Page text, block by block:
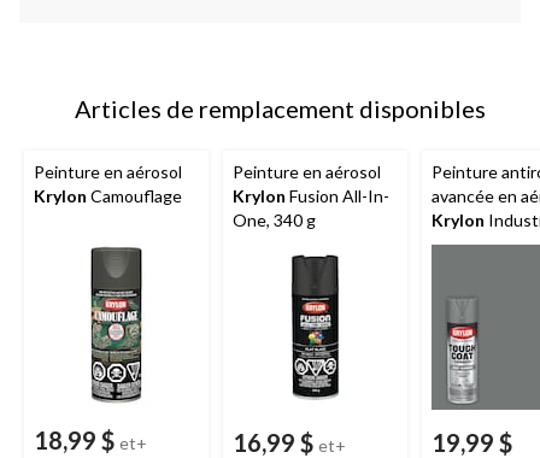
Articles de remplacement disponibles
Peinture en aérosol
Krylon Camouflage
18,99 $ et+
Peinture en aérosol
Krylon Fusion All-In-
One, 340 g
16,99 $ et+
Peinture
avancée en
Krylon
Tough Coat,
19,99 $